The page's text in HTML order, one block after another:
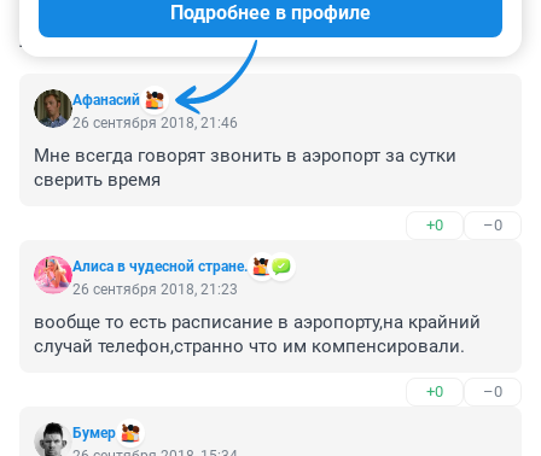
КОММЕНТАРИИ 6
Aфанасий
Подробнее в профиле
26 сентября 2018, 21:46
Мне всегда говорят звонить в аэропорт за сутки
сверить время
+0 –0
Алиса в чудесной стране.
26 сентября 2018, 21:23
вообще то есть расписание в аэропорту,на крайний
случай телефон,странно что им компенсировали.
+0 –0
Бумер